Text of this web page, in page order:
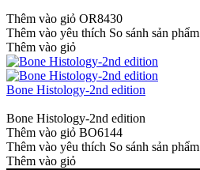
Thêm vào giỏ OR8430
Thêm vào yêu thích So sánh sản phẩm
Thêm vào giỏ
Bone Histology-2nd edition
Bone Histology-2nd edition
Thêm vào giỏ BO6144
Thêm vào yêu thích So sánh sản phẩm
Thêm vào giỏ